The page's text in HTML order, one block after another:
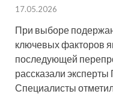
17.05.2026
При выборе
ключевых факторов
последующей
рассказали
Специалисты